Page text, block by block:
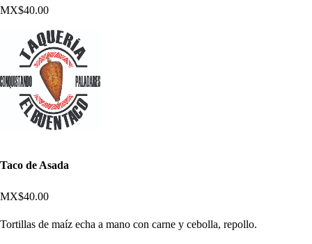
MX$40.00
Taco de Asada
MX$40.00
Tortillas de maíz echa a mano con carne y cebolla, repollo.